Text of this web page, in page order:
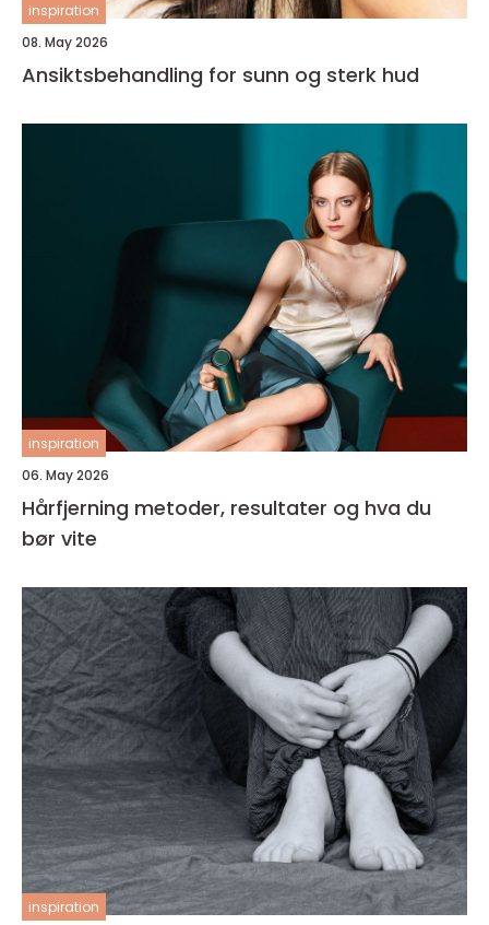
inspiration
08. May 2026
Ansiktsbehandling for sunn og sterk hud
inspiration
06. May 2026
Hårfjerning metoder, resultater og hva du
bør vite
inspiration